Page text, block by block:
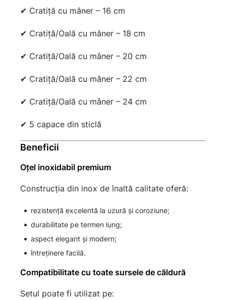
✔ Cratiță cu mâner – 16 cm
✔ Cratiță/Oală cu mâner – 18 cm
✔ Cratiță/Oală cu mâner – 20 cm
✔ Cratiță/Oală cu mâner – 22 cm
✔ Cratiță/Oală cu mâner – 24 cm
✔ 5 capace din sticlă
Beneficii
Oțel inoxidabil premium
Construcția din inox de înaltă calitate oferă:
rezistență excelentă la uzură și coroziune;
durabilitate pe termen lung;
aspect elegant și modern;
întreținere facilă.
Compatibilitate cu toate sursele de căldură
Setul poate fi utilizat pe: